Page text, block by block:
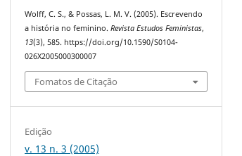
Wolff, C. S., & Possas, L. M. V. (2005). Escrevendo
a história no feminino.Revista Estudos Feministas,
13(3), 585. https://doi.org/10.1590/S0104-
026X2005000300007
Fomatos de Citação
Edição
v. 13 n. 3 (2005)